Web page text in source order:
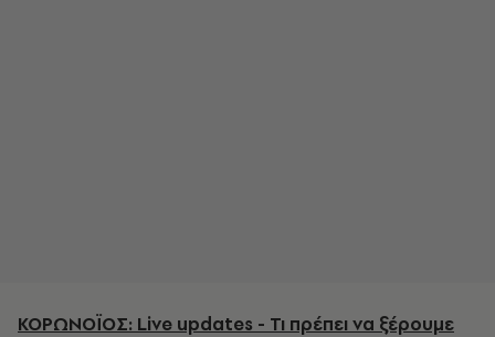
ΚΟΡΩΝΟΪΟΣ: Live updates - Τι πρέπει να ξέρουμε